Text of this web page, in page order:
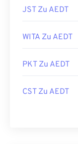
JST Zu AEDT
WITA Zu AEDT
PKT Zu AEDT
CST Zu AEDT